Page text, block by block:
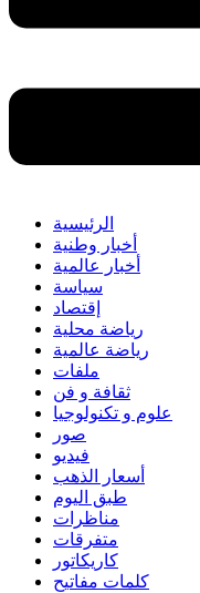
الرئيسية
أخبار وطنية
أخبار عالمية
سياسة
إقتصاد
رياضة محلية
رياضة عالمية
ملفات
ثقافة و فن
علوم و تكنولوجيا
صور
فيديو
أسعار الذهب
طبق اليوم
مناظرات
متفرقات
كاريكاتور
كلمات مفاتيح